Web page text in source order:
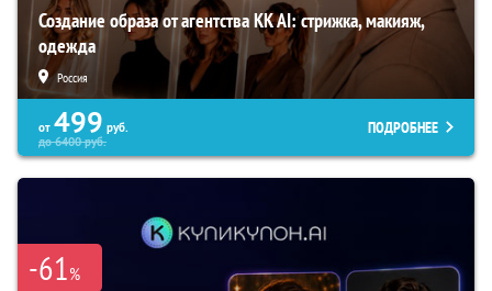
Создание образа от агентства KK AI: стрижка, макияж,
одежда
Россия
от 499 руб.
до6400руб.
ПОДРОБНЕЕ
-61%